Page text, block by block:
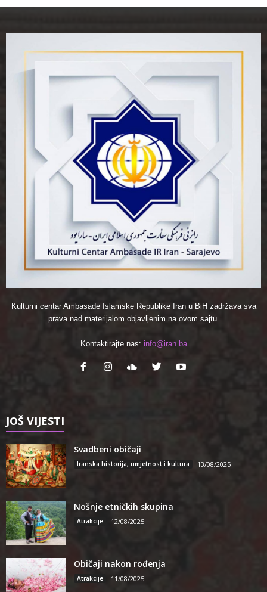
Kulturni centar Ambasade Islamske Republike Iran u BiH zadržava sva
prava nad materijalom objavljenim na ovom sajtu.
Kontaktirajte nas: info@iran.ba
JOŠ VIJESTI
Svadbeni običaji
Iranska historija, umjetnost i kultura 13/08/2025
Nošnje etničkih skupina
Atrakcije 12/08/2025
Običaji nakon rođenja
Atrakcije 11/08/2025